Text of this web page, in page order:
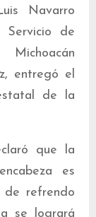
Navarro
de
entregó el
de la
que la
es
de refrendo
se logrará